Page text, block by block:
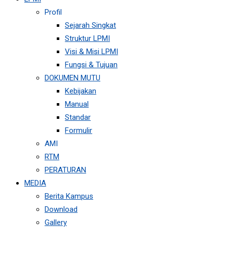
Profil
Sejarah Singkat
Struktur LPMI
Visi & Misi LPMI
Fungsi & Tujuan
DOKUMEN MUTU
Kebijakan
Manual
Standar
Formulir
AMI
RTM
PERATURAN
MEDIA
Berita Kampus
Download
Gallery